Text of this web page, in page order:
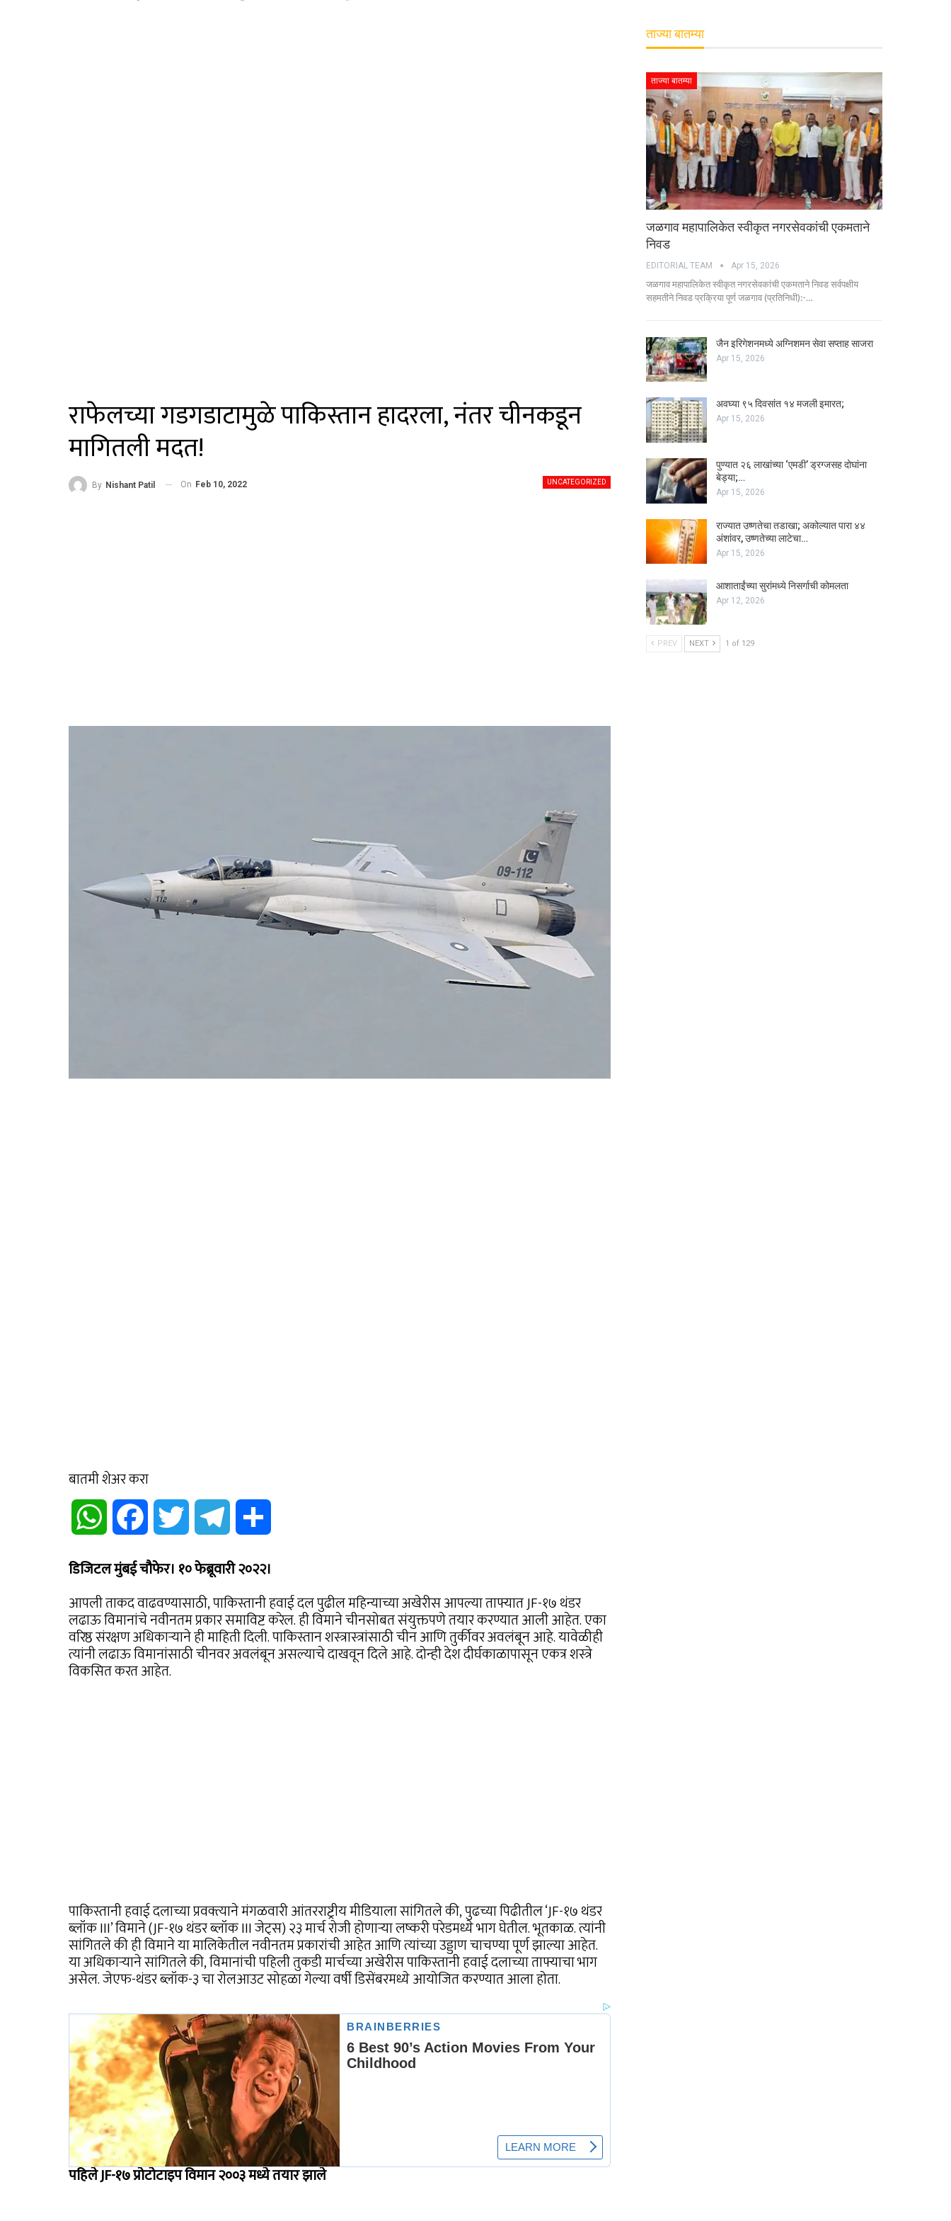
राफेलच्या गडगडाटामुळे पाकिस्तान हादरला, नंतर चीनकडून
मागितली मदत!
UNCATEGORIZED
By Nishant Patil On Feb 10, 2022
बातमी शेअर करा
WhatsApp Facebook Twitter Telegram
डिजिटल मुंबई चौफेर। १० फेब्रूवारी २०२२।
आपली ताकद वाढवण्यासाठी, पाकिस्तानी हवाई दल पुढील महिन्याच्या अखेरीस आपल्या ताफ्यात JF-१७ थंडर
लढाऊ विमानांचे नवीनतम प्रकार समाविष्ट करेल. ही विमाने चीनसोबत संयुक्तपणे तयार करण्यात आली आहेत. एका
वरिष्ठ संरक्षण अधिकाऱ्याने ही माहिती दिली. पाकिस्तान शस्त्रास्त्रांसाठी चीन आणि तुर्कीवर अवलंबून आहे. यावेळीही
त्यांनी लढाऊ विमानांसाठी चीनवर अवलंबून असल्याचे दाखवून दिले आहे. दोन्ही देश दीर्घकाळापासून एकत्र शस्त्रे
विकसित करत आहेत.
पाकिस्तानी हवाई दलाच्या प्रवक्त्याने मंगळवारी आंतरराष्ट्रीय मीडियाला सांगितले की, पुढच्या पिढीतील ‘JF-१७ थंडर
ब्लॉक III’ विमाने (JF-१७ थंडर ब्लॉक III जेट्स) २३ मार्च रोजी होणाऱ्या लष्करी परेडमध्ये भाग घेतील. भूतकाळ. त्यांनी
सांगितले की ही विमाने या मालिकेतील नवीनतम प्रकारांची आहेत आणि त्यांच्या उड्डाण चाचण्या पूर्ण झाल्या आहेत.
या अधिकाऱ्याने सांगितले की, विमानांची पहिली तुकडी मार्चच्या अखेरीस पाकिस्तानी हवाई दलाच्या ताफ्याचा भाग
असेल. जेएफ-थंडर ब्लॉक-३ चा रोलआउट सोहळा गेल्या वर्षी डिसेंबरमध्ये आयोजित करण्यात आला होता.
पहिले JF-१७ प्रोटोटाइप विमान २००३ मध्ये तयार झाले
ताज्या बातम्या
ताज्या बातम्या
जळगाव महापालिकेत स्वीकृत नगरसेवकांची एकमताने
निवड
EDITORIAL TEAM Apr 15, 2026
जळगाव महापालिकेत स्वीकृत नगरसेवकांची एकमताने निवड सर्वपक्षीय
सहमतीने निवड प्रक्रिया पूर्ण जळगाव (प्रतिनिधी):-…
जैन इरिगेशनमध्ये अग्निशमन सेवा सप्ताह साजरा
Apr 15, 2026
अवघ्या ९५ दिवसांत १४ मजली इमारत;
Apr 15, 2026
पुण्यात २६ लाखांच्या ‘एमडी’ ड्रग्जसह दोघांना
बेड्या;…
Apr 15, 2026
राज्यात उष्णतेचा तडाखा; अकोल्यात पारा ४४
अंशांवर, उष्णतेच्या लाटेचा…
Apr 15, 2026
आशाताईंच्या सुरांमध्ये निसर्गाची कोमलता
Apr 12, 2026
PREV NEXT 1 of 129